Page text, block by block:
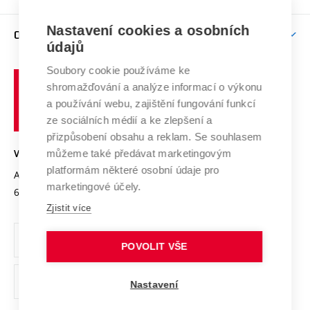
E-přihláška
Závěrečné práce
Doktorské studium
Studium bez bariér
Podpora podnikání
Mezinárodní vědecká rada
Systém zajišťování kvality výzkumu
Výzkumné infrastruktury
Transfer znalostí
Open Science
Projekty
Projekty ze strukturálních fondů
Specifický výzkum
Zahraniční spolupráce
Spolupráce se školami
Služby univerzity
Mezinárodní dohody
Univerzitní sítě
O UNIVERZITĚ
Profil univerzity
Udržitelná univerzita
Podnikavá univerzita / ContriBUTe
Bezpečná univerzita
Vyznamenání
Organizační struktura
Ochrana osobních údajů
odkaz)
učení
technické
VYSOKÉ UČENÍ TECHNICKÉ V BRNĚ
Antonínská 548/1
602 00 Brno
www.vut.cz
vut@vutbr.cz
Nastavení cookies a osobních
údajů
Soubory cookie používáme ke
shromažďování a analýze informací o výkonu
a používání webu, zajištění fungování funkcí
ze sociálních médií a ke zlepšení a
přizpůsobení obsahu a reklam. Se souhlasem
můžeme také předávat marketingovým
platformám některé osobní údaje pro
marketingové účely.
Zjistit více
POVOLIT VŠE
Nastavení